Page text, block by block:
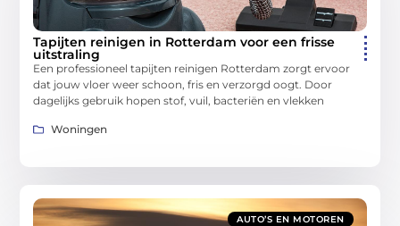
Tapijten reinigen in Rotterdam voor een frisse
uitstraling
Een professioneel tapijten reinigen Rotterdam zorgt ervoor
dat jouw vloer weer schoon, fris en verzorgd oogt. Door
dagelijks gebruik hopen stof, vuil, bacteriën en vlekken
Woningen
AUTO’S EN MOTOREN